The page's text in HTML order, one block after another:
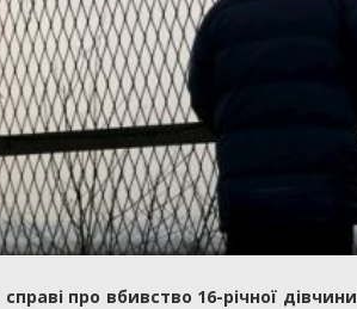
про вбивство 16-річної